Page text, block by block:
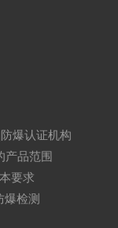
爆认证机构
产品范围
要求
爆检测